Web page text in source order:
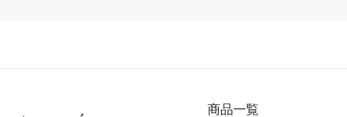
商品一覧